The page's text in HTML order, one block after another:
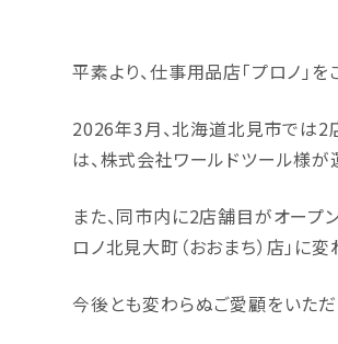
平素より、仕事用品店「プロノ」
2026年3月、北海道北見市では2
は、株式会社ワールドツール様が
また、同市内に2店舗目がオープ
ロノ北見大町（おおまち）店」に
今後とも変わらぬご愛顧をいただ